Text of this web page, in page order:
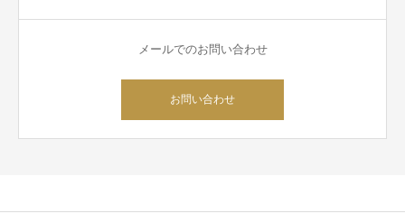
メールでのお問い合わせ
お問い合わせ